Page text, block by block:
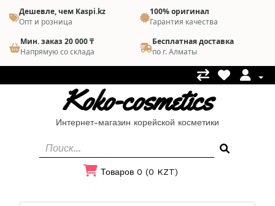
Дешевле, чем Kaspi.kz
Опт и розница
100% оригинал
Гарантия качества
Мин. заказ 20 000 ₸
Напрямую со склада
Бесплатная доставка
по г. Алматы
Koko-cosmetics
Интернет-магазин корейской косметики
Товаров 0 (0 KZT)